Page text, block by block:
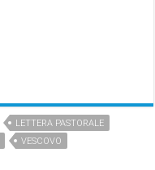
LETTERA PASTORALE
VESCOVO